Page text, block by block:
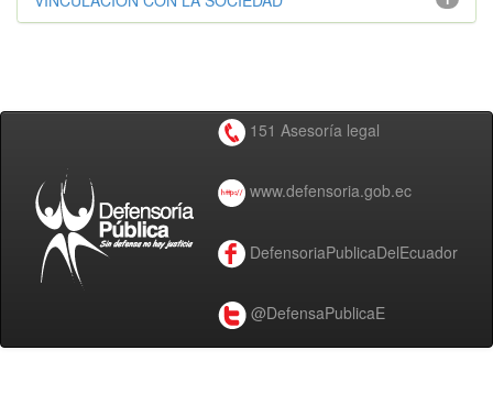
151 Asesoría legal
www.defensoria.gob.ec
DefensoriaPublicaDelEcuador
@DefensaPublicaE